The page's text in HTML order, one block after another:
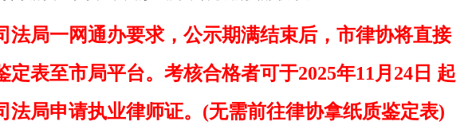
法局一网通办要求，公示期满结束后，市律协将直接
定表至市局平台。考核合格者可于2025年11 月 24 日 起
法局申请执业律师证。 (无需前往律协拿纸质鉴定表)